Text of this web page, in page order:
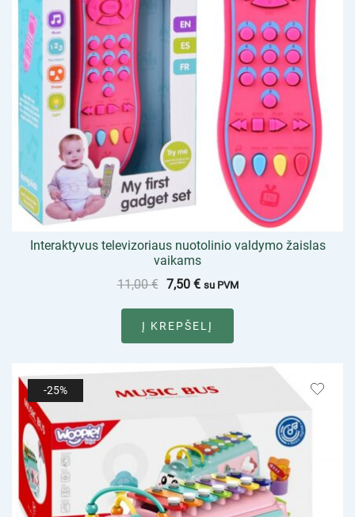
Interaktyvus televizoriaus nuotolinio valdymo žaislas
vaikams
11,00€ 7,50 € su PVM
Į KREPŠELĮ
-25%